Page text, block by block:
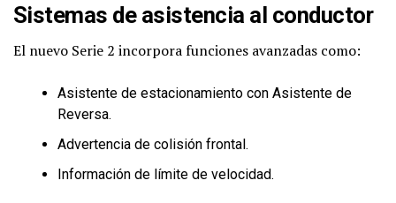
Sistemas de asistencia al conductor
El nuevo Serie 2 incorpora funciones avanzadas como:
Asistente de estacionamiento con Asistente de
Reversa.
Advertencia de colisión frontal.
Información de límite de velocidad.